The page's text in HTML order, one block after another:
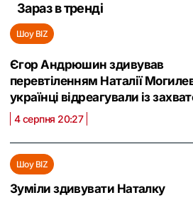
Зараз в тренді
Шоу BIZ
Єгор Андрюшин здивував
перевтіленням Наталії
українці відреагували із
4 серпня 20:27
Шоу BIZ
Зуміли здивувати Наталку